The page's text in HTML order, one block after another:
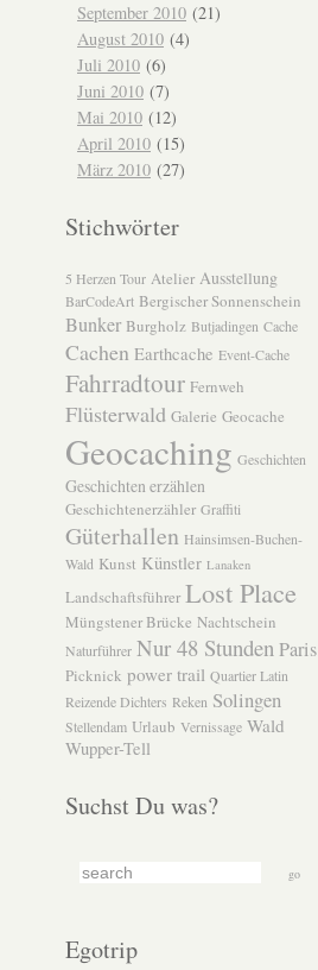
September 2010 (21)
August 2010 (4)
Juli 2010 (6)
Juni 2010 (7)
Mai 2010 (12)
April 2010 (15)
März 2010 (27)
Stichwörter
5 Herzen Tour Atelier Ausstellung
BarCodeArt Bergischer Sonnenschein
Bunker Burgholz Butjadingen Cache
Cachen Earthcache Event-Cache
Fahrradtour Fernweh
Flüsterwald Galerie Geocache
Geocaching Geschichten
Geschichten erzählen
Geschichtenerzähler Graffiti
Güterhallen Hainsimsen-Buchen-
Wald Kunst Künstler Lanaken
Landschaftsführer Lost Place
Müngstener Brücke Nachtschein
Naturführer Nur 48 StundenParis
Picknick power trail Quartier Latin
Reizende Dichters Reken Solingen
Stellendam Urlaub Vernissage Wald
Wupper-Tell
Suchst Du was?
Egotrip